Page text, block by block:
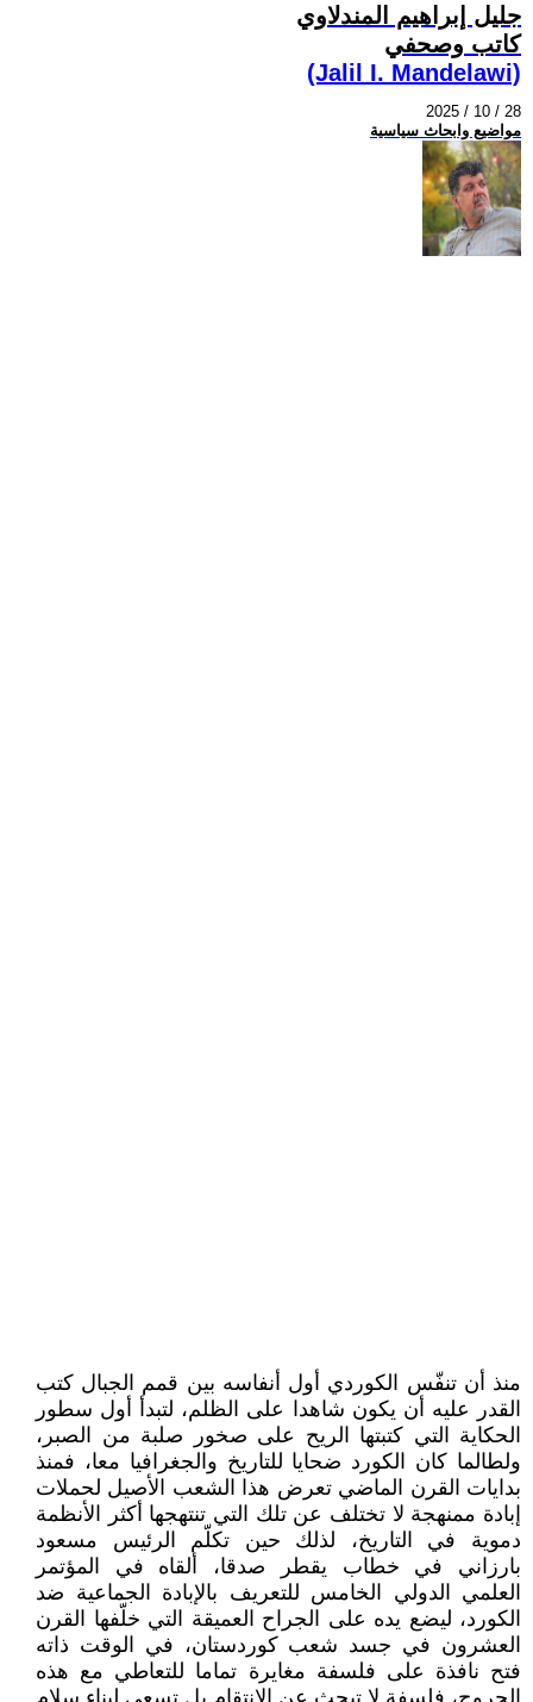
جليل إبراهيم المندلاوي
كاتب وصحفي
(Jalil I. Mandelawi)
2025 / 10 / 28
مواضيع وابحاث سياسية
منذ أن تنفّس الكوردي أول أنفاسه بين قمم الجبال كتب
القدر عليه أن يكون شاهدا على الظلم، لتبدأ أول سطور
الحكاية التي كتبتها الريح على صخور صلبة من الصبر،
ولطالما كان الكورد ضحايا للتاريخ والجغرافيا معا، فمنذ
بدايات القرن الماضي تعرض هذا الشعب الأصيل لحملات
إبادة ممنهجة لا تختلف عن تلك التي تنتهجها أكثر الأنظمة
دموية في التاريخ، لذلك حين تكلّم الرئيس مسعود
بارزاني في خطاب يقطر صدقا، ألقاه في المؤتمر
العلمي الدولي الخامس للتعريف بالإبادة الجماعية ضد
الكورد، ليضع يده على الجراح العميقة التي خلّفها القرن
العشرون في جسد شعب كوردستان، في الوقت ذاته
فتح نافذة على فلسفة مغايرة تماما للتعاطي مع هذه